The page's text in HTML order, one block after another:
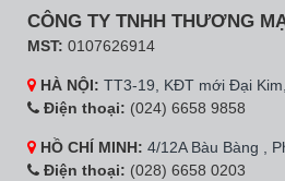
CÔNG TY TNHH THƯƠNG
MST: 0107626914
HÀ NỘI: TT3-19, KĐT mới Đại
Điện thoại: (024) 6658 9858
HỒ CHÍ MINH: 4/12A Bàu Bàng ,
Điện thoại: (028) 6658 0203